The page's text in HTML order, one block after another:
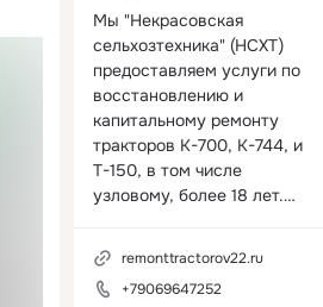
Мы "Некрасовская
сельхозтехника" (НСХТ)
предоставляем услуги по
восстановлению и
капитальному ремонту
тракторов К-700, К-744, и
Т-150, в том числе
узловому, более 18 лет.
профессиональный ремонт
и техническое
обслуживание как на
remonttractorov22.ru
+79069647252